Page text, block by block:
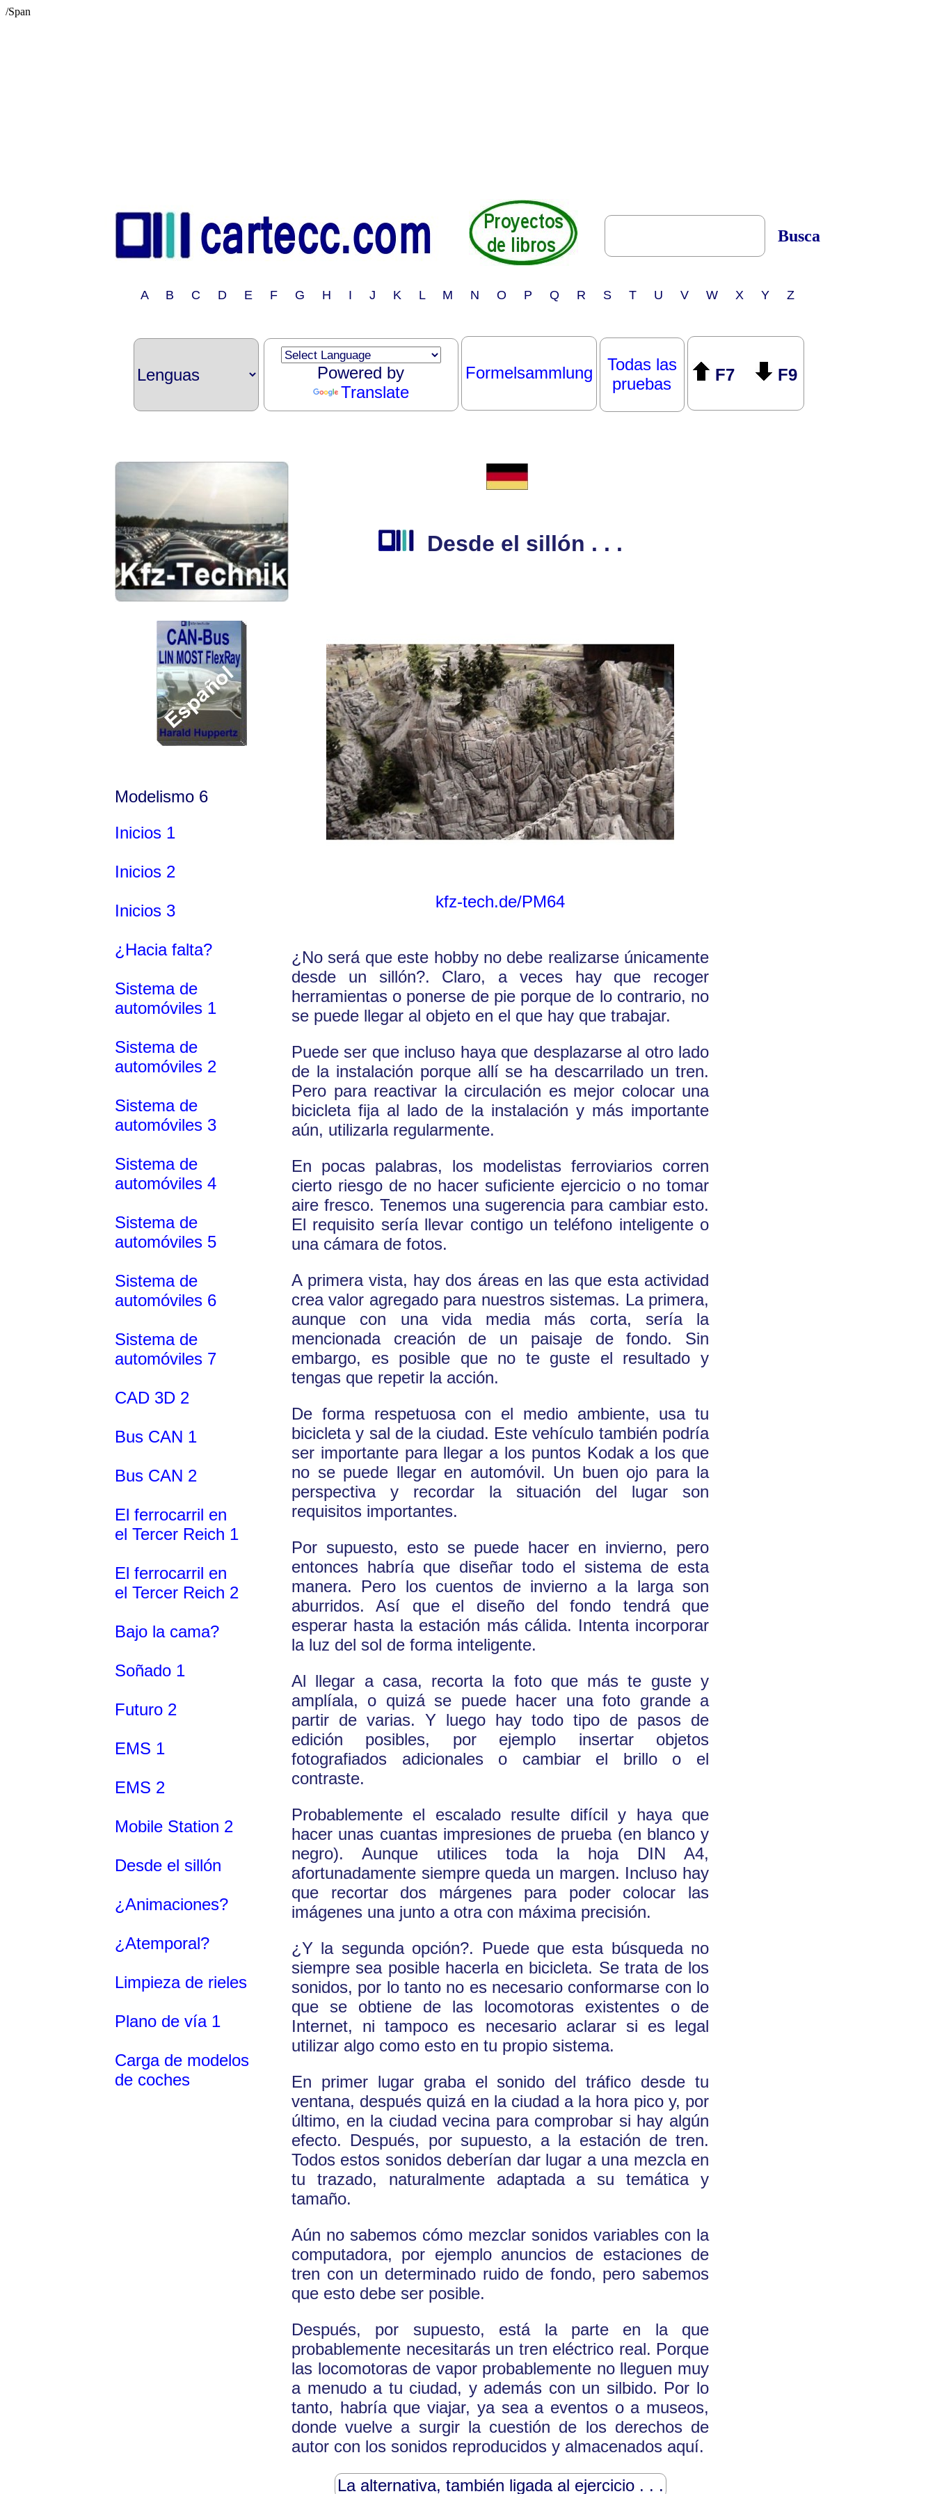
/Span
Busca
A B C D E F G H I J K L M N O P Q R S T U V W X Y Z
Powered by
Translate
Formelsammlung
Todas las
pruebas
F7 F9
Modelismo 6
Inicios 1
Inicios 2
Inicios 3
¿Hacia falta?
Sistema de
automóviles 1
Sistema de
automóviles 2
Sistema de
automóviles 3
Sistema de
automóviles 4
Sistema de
automóviles 5
Sistema de
automóviles 6
Sistema de
automóviles 7
CAD 3D 2
Bus CAN 1
Bus CAN 2
El ferrocarril en
el Tercer Reich 1
El ferrocarril en
el Tercer Reich 2
Bajo la cama?
Soñado 1
Futuro 2
EMS 1
EMS 2
Mobile Station 2
Desde el sillón
¿Animaciones?
¿Atemporal?
Limpieza de rieles
Plano de vía 1
Carga de modelos
de coches
Desde el sillón . . .
kfz-tech.de/PM64
¿No será que este hobby no debe realizarse únicamente
desde un sillón?. Claro, a veces hay que recoger
herramientas o ponerse de pie porque de lo contrario, no
se puede llegar al objeto en el que hay que trabajar.
Puede ser que incluso haya que desplazarse al otro lado
de la instalación porque allí se ha descarrilado un tren.
Pero para reactivar la circulación es mejor colocar una
bicicleta fija al lado de la instalación y más importante
aún, utilizarla regularmente.
En pocas palabras, los modelistas ferroviarios corren
cierto riesgo de no hacer suficiente ejercicio o no tomar
aire fresco. Tenemos una sugerencia para cambiar esto.
El requisito sería llevar contigo un teléfono inteligente o
una cámara de fotos.
A primera vista, hay dos áreas en las que esta actividad
crea valor agregado para nuestros sistemas. La primera,
aunque con una vida media más corta, sería la
mencionada creación de un paisaje de fondo. Sin
embargo, es posible que no te guste el resultado y
tengas que repetir la acción.
De forma respetuosa con el medio ambiente, usa tu
bicicleta y sal de la ciudad. Este vehículo también podría
ser importante para llegar a los puntos Kodak a los que
no se puede llegar en automóvil. Un buen ojo para la
perspectiva y recordar la situación del lugar son
requisitos importantes.
Por supuesto, esto se puede hacer en invierno, pero
entonces habría que diseñar todo el sistema de esta
manera. Pero los cuentos de invierno a la larga son
aburridos. Así que el diseño del fondo tendrá que
esperar hasta la estación más cálida. Intenta incorporar
la luz del sol de forma inteligente.
Al llegar a casa, recorta la foto que más te guste y
amplíala, o quizá se puede hacer una foto grande a
partir de varias. Y luego hay todo tipo de pasos de
edición posibles, por ejemplo insertar objetos
fotografiados adicionales o cambiar el brillo o el
contraste.
Probablemente el escalado resulte difícil y haya que
hacer unas cuantas impresiones de prueba (en blanco y
negro). Aunque utilices toda la hoja DIN A4,
afortunadamente siempre queda un margen. Incluso hay
que recortar dos márgenes para poder colocar las
imágenes una junto a otra con máxima precisión.
¿Y la segunda opción?. Puede que esta búsqueda no
siempre sea posible hacerla en bicicleta. Se trata de los
sonidos, por lo tanto no es necesario conformarse con lo
que se obtiene de las locomotoras existentes o de
Internet, ni tampoco es necesario aclarar si es legal
utilizar algo como esto en tu propio sistema.
En primer lugar graba el sonido del tráfico desde tu
ventana, después quizá en la ciudad a la hora pico y, por
último, en la ciudad vecina para comprobar si hay algún
efecto. Después, por supuesto, a la estación de tren.
Todos estos sonidos deberían dar lugar a una mezcla en
tu trazado, naturalmente adaptada a su temática y
tamaño.
Aún no sabemos cómo mezclar sonidos variables con la
computadora, por ejemplo anuncios de estaciones de
tren con un determinado ruido de fondo, pero sabemos
que esto debe ser posible.
Después, por supuesto, está la parte en la que
probablemente necesitarás un tren eléctrico real. Porque
las locomotoras de vapor probablemente no lleguen muy
a menudo a tu ciudad, y además con un silbido. Por lo
tanto, habría que viajar, ya sea a eventos o a museos,
donde vuelve a surgir la cuestión de los derechos de
autor con los sonidos reproducidos y almacenados aquí.
La alternativa, también ligada al ejercicio . . .